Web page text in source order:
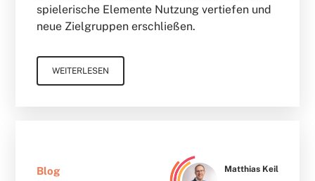
spielerische Elemente Nutzung vertiefen und
neue Zielgruppen erschließen.
WEITERLESEN
Blog Matthias Keil